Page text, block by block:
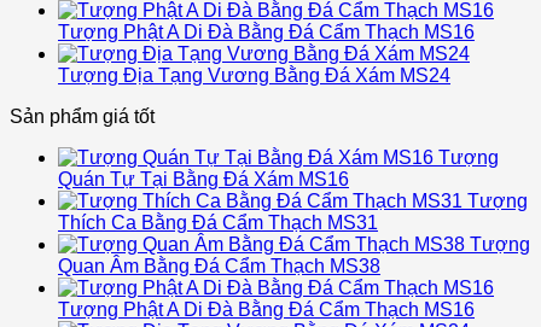
Tượng Phật A Di Đà Bằng Đá Cẩm Thạch MS16
Tượng Địa Tạng Vương Bằng Đá Xám MS24
Sản phẩm giá tốt
Tượng
Quán Tự Tại Bằng Đá Xám MS16
Tượng
Thích Ca Bằng Đá Cẩm Thạch MS31
Tượng
Quan Âm Bằng Đá Cẩm Thạch MS38
Tượng Phật A Di Đà Bằng Đá Cẩm Thạch MS16